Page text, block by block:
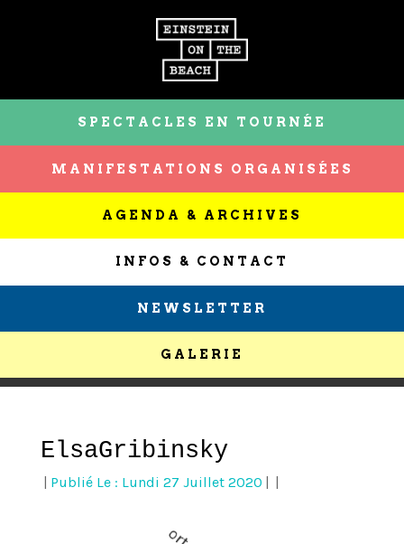
SPECTACLES EN TOURNÉE
MANIFESTATIONS ORGANISÉES
AGENDA & ARCHIVES
INFOS & CONTACT
NEWSLETTER
GALERIE
ElsaGribinsky
Publié Le : Lundi 27 Juillet 2020